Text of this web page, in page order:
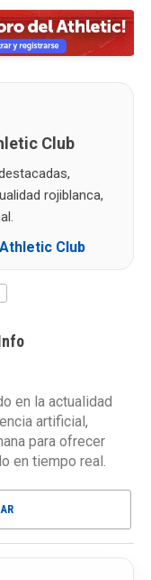
Club
rojiblanca,
Club
en la actualidad
artificial,
para ofrecer
en tiempo real.